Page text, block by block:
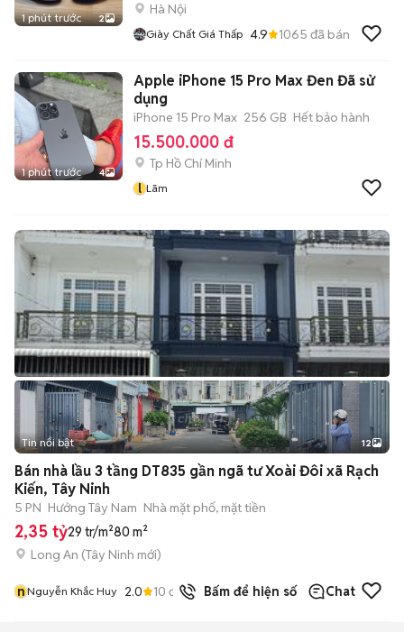
1 phút trước 2
Hà Nội
Giày Chất Giá Thấp 4.9 1065 đã bán
1 phút trước 4
Apple iPhone 15 Pro Max Đen Đã sử
dụng
iPhone 15 Pro Max 256 GB Hết bảo hành
15.500.000 đ
Tp Hồ Chí Minh
l Lãm
+2
Tin nổi bật 12
Bán nhà lầu 3 tầng DT835 gần ngã tư Xoài Đôi xã Rạch
Kiến, Tây Ninh
5 PN Hướng Tây Nam Nhà mặt phố, mặt tiền
2,35 tỷ29 tr/m²80 m²
Long An (Tây Ninh mới)
nNguyễn Khắc Huy 2.0 10 đã bánBấm để hiện số Chat